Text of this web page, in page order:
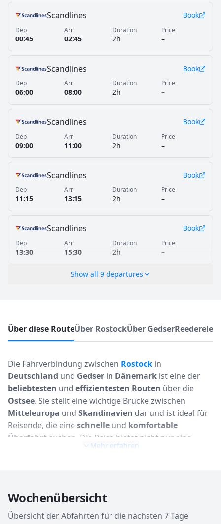
Scandlines Book
Dep
00:45
Arr
02:45
Duration
2h
Price
–
Scandlines Book
Dep
06:00
Arr
08:00
Duration
2h
Price
–
Scandlines Book
Dep
09:00
Arr
11:00
Duration
2h
Price
–
Scandlines Book
Dep
11:15
Arr
13:15
Duration
2h
Price
–
Scandlines Book
Dep
13:30
Arr
15:30
Duration
2h
Price
–
Show all 9departures
Über diese RouteÜber RostockÜber Gedser
Die Fährverbindung zwischen Rostock in
Deutschland und Gedser in Dänemark ist eine der
beliebtesten und effizientesten Routen über die
Ostsee. Sie stellt eine wichtige Brücke zwischen
Mitteleuropa und Skandinavien dar und ist ideal für
Reisende, die eineschnelle und komfortable
Überfahrt suchen. Die Reise bietet nicht nur eine
entspannte Alternative zum Fliegen oder Fahren
Wohnmobil, demFahrrad
unterwegs sind, diese Route ist perfekt fürUrlauber
Mehr erfahren
Wochenübersicht
Übersicht der Abfahrten für die nächsten 7 Tage